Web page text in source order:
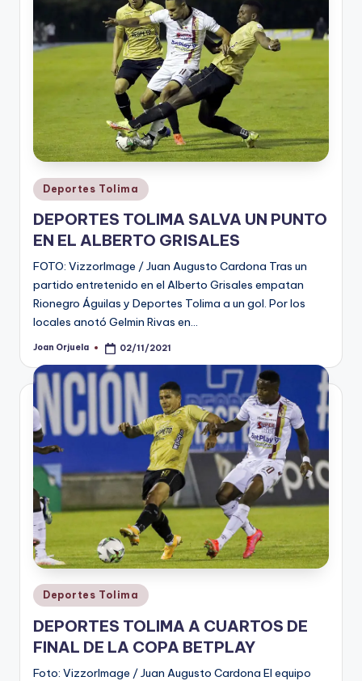
Publicado
en
Deportes Tolima
DEPORTES TOLIMA SALVA UN PUNTO
EN EL ALBERTO GRISALES
FOTO: VizzorImage / Juan Augusto Cardona Tras un
partido entretenido en el Alberto Grisales empatan
Rionegro Águilas y Deportes Tolima a un gol. Por los
locales anotó Gelmin Rivas en…
Publicado
Joan Orjuela 02/11/2021
Publicado
en
Deportes Tolima
DEPORTES TOLIMA A CUARTOS DE
FINAL DE LA COPA BETPLAY
Foto: VizzorImage / Juan Augusto Cardona El equipo